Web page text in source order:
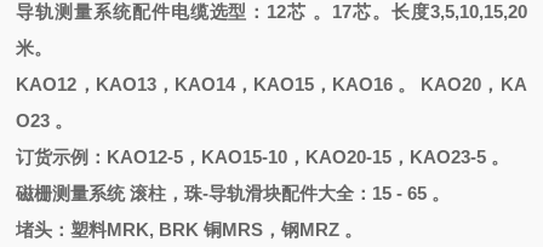
导轨测量系统配件电缆选型： 12芯 。17芯。长度3,5,10,15,20
米。
KAO12，KAO13，KAO14，KAO15，KAO16 。 KAO20，KA
O23 。
订货示例： KAO12-5，KAO15-10，KAO20-15，KAO23-5 。
磁栅测量系统 滚柱，珠-导轨滑块配件大全：15 - 65 。
堵头 ：塑料MRK, BRK 铜MRS，钢MRZ 。